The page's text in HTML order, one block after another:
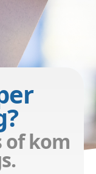
of kom